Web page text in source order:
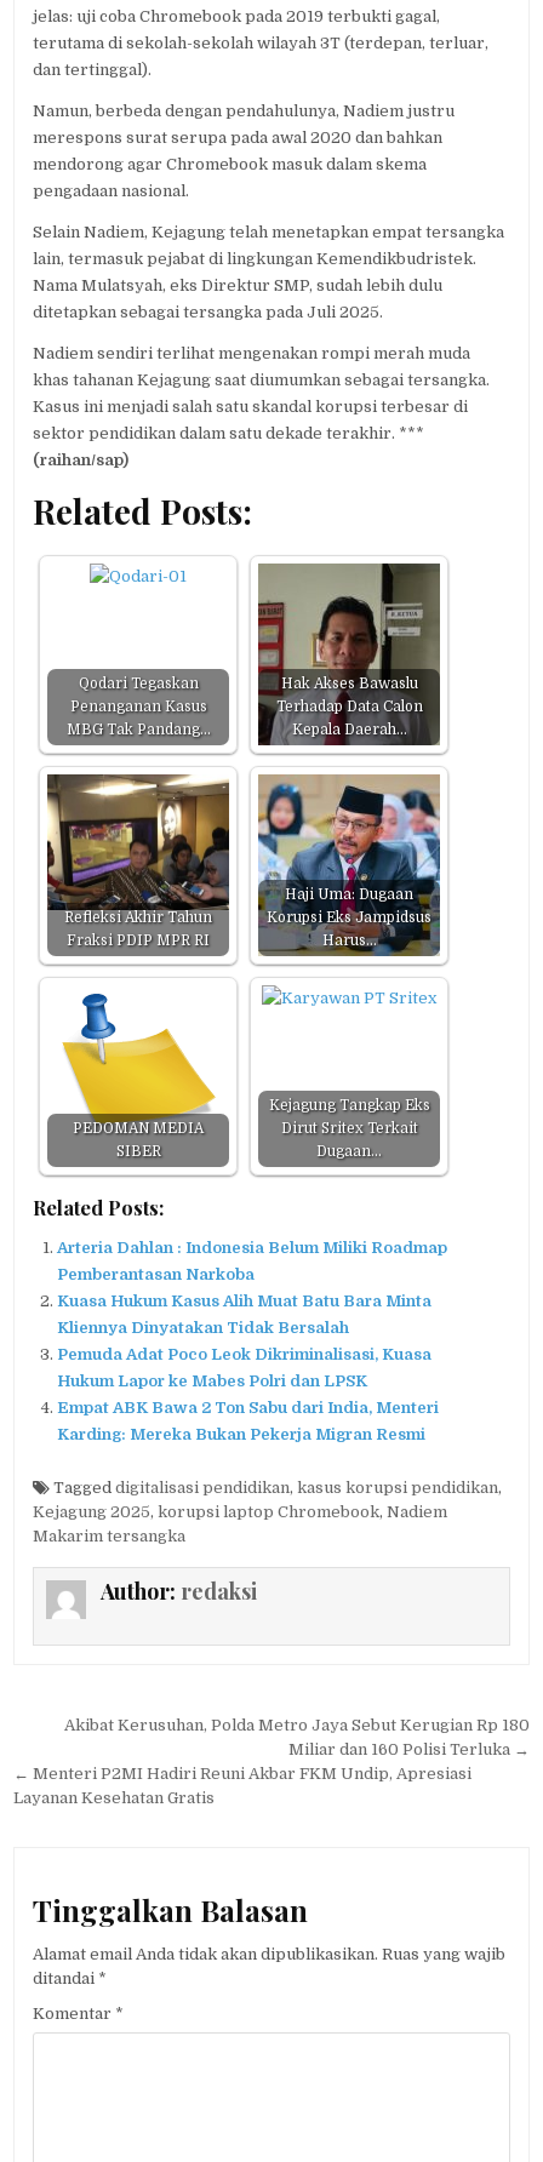
jelas: uji coba Chromebook pada 2019 terbukti gagal,
terutama di sekolah-sekolah wilayah 3T (terdepan, terluar,
dan tertinggal).
Namun, berbeda dengan pendahulunya, Nadiem justru
merespons surat serupa pada awal 2020 dan bahkan
mendorong agar Chromebook masuk dalam skema
pengadaan nasional.
Selain Nadiem, Kejagung telah menetapkan empat tersangka
lain, termasuk pejabat di lingkungan Kemendikbudristek.
Nama Mulatsyah, eks Direktur SMP, sudah lebih dulu
ditetapkan sebagai tersangka pada Juli 2025.
Nadiem sendiri terlihat mengenakan rompi merah muda
khas tahanan Kejagung saat diumumkan sebagai tersangka.
Kasus ini menjadi salah satu skandal korupsi terbesar di
sektor pendidikan dalam satu dekade terakhir. ***
(raihan/sap)
Related Posts:
Qodari Tegaskan
Penanganan Kasus
MBG Tak Pandang…
Hak Akses Bawaslu
Terhadap Data Calon
Kepala Daerah…
Refleksi Akhir Tahun
Fraksi PDIP MPR RI
Haji Uma: Dugaan
Korupsi Eks Jampidsus
Harus…
PEDOMAN MEDIA
SIBER
Kejagung Tangkap Eks
Dirut Sritex Terkait
Dugaan…
Related Posts:
Arteria Dahlan : Indonesia Belum Miliki Roadmap
Pemberantasan Narkoba
Kuasa Hukum Kasus Alih Muat Batu Bara Minta
Kliennya Dinyatakan Tidak Bersalah
Pemuda Adat Poco Leok Dikriminalisasi, Kuasa
Hukum Lapor ke Mabes Polri dan LPSK
Empat ABK Bawa 2 Ton Sabu dari India, Menteri
Karding: Mereka Bukan Pekerja Migran Resmi
Taggeddigitalisasi pendidikan,kasus korupsi pendidikan,
Kejagung 2025,korupsi laptop Chromebook,Nadiem
Makarim tersangka
Author: redaksi
Navigasi
pos
Akibat Kerusuhan, Polda Metro Jaya Sebut Kerugian Rp 180
Miliar dan 160 Polisi Terluka →
← Menteri P2MI Hadiri Reuni Akbar FKM Undip, Apresiasi
Layanan Kesehatan Gratis
Tinggalkan Balasan
Alamat email Anda tidak akan dipublikasikan. Ruas yang wajib
ditandai *
Komentar *